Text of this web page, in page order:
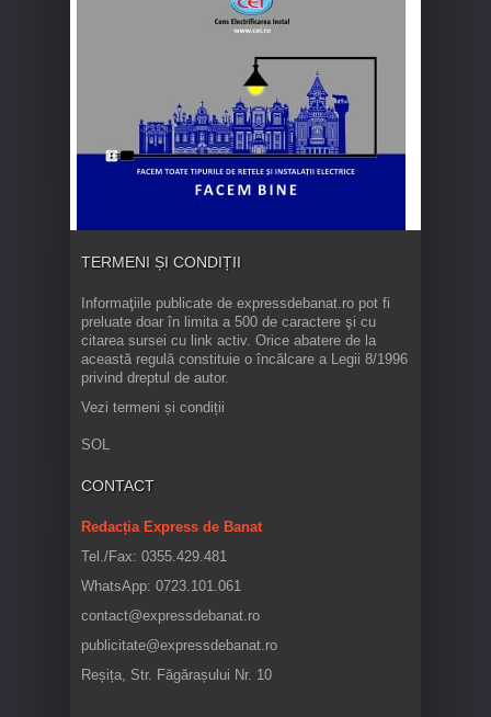
TERMENI ȘI CONDIȚII
Informaţiile publicate de expressdebanat.ro pot fi
preluate doar în limita a 500 de caractere şi cu
citarea sursei cu link activ. Orice abatere de la
această regulă constituie o încălcare a Legii 8/1996
privind dreptul de autor.
Vezi termeni și condiții
SOL
CONTACT
Redacția Express de Banat
Tel./Fax: 0355.429.481
WhatsApp: 0723.101.061
contact@expressdebanat.ro
publicitate@expressdebanat.ro
Reșița, Str. Făgărașului Nr. 10